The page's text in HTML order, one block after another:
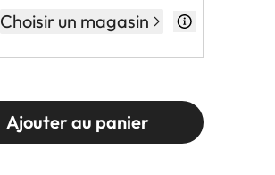
Choisir un magasin
Ajouter au panier